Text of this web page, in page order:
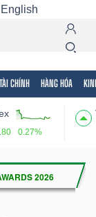
English
TÀI CHÍNH HÀNG HÓA
0.27%
khoán